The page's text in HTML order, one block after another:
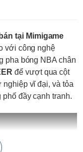
tại Mimigame
với công nghệ
pha bóng NBA chân
để vượt qua cột
nghiệp vĩ đại, và tỏa
đầy cạnh tranh.